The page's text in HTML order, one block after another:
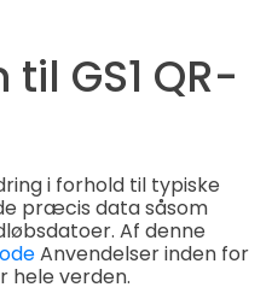
GS1 QR-
i forhold til typiske
præcis data såsom
Af denne
Anvendelser inden for
verden.